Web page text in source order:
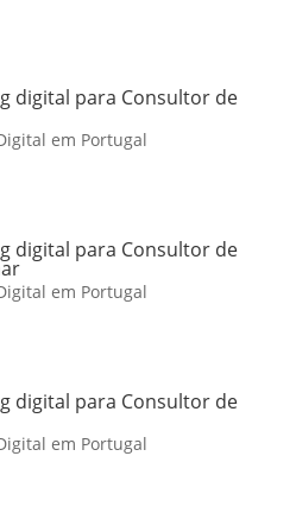
digital para Consultor de
em Portugal
digital para Consultor de
em Portugal
digital para Consultor de
em Portugal